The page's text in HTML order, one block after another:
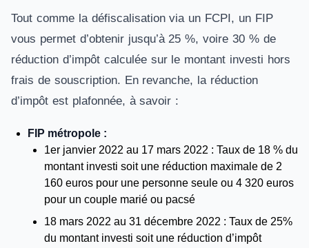
Tout comme la défiscalisation via un FCPI, un FIP
vous permet d’obtenir jusqu’à 25 %, voire 30 % de
réduction d’impôt calculée sur le montant investi hors
frais de souscription. En revanche, la réduction
d’impôt est plafonnée, à savoir :
FIP métropole :
1er janvier 2022 au 17 mars 2022 : Taux de 18 % du
montant investi soit une réduction maximale de 2
160 euros pour une personne seule ou 4 320 euros
pour un couple marié ou pacsé
18 mars 2022 au 31 décembre 2022 : Taux de 25%
du montant investi soit une réduction d’impôt